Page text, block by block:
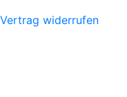
Vertrag widerrufen